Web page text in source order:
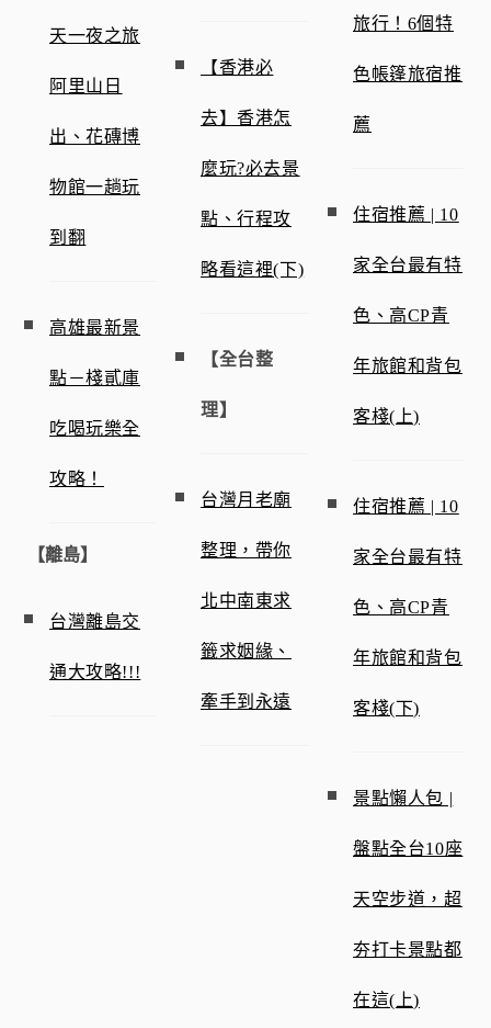
天一夜之旅
阿里山日
出、花磚博
物館一趟玩
到翻
高雄最新景
點－棧貳庫
吃喝玩樂全
攻略！
【離島】
台灣離島交
通大攻略!!!
【香港必
去】香港怎
麼玩?必去景
點、行程攻
略看這裡(下)
【全台整
理】
台灣月老廟
整理，帶你
北中南東求
籤求姻緣、
牽手到永遠
旅行！6個特
色帳篷旅宿推
薦
住宿推薦 | 10
家全台最有特
色、高CP青
年旅館和背包
客棧(上)
住宿推薦 | 10
家全台最有特
色、高CP青
年旅館和背包
客棧(下)
景點懶人包 |
盤點全台10座
天空步道，超
夯打卡景點都
在這(上)